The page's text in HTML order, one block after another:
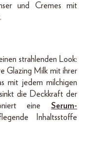
und Cremes mit
strahlenden Look:
Glazing Milk mit ihrer
mit jedem milchigen
die Deckkraft der
eine Serum-
Inhaltsstoffe